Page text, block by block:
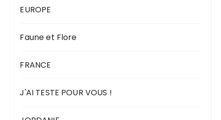
EUROPE
Faune et Flore
FRANCE
J'AI TESTE POUR VOUS !